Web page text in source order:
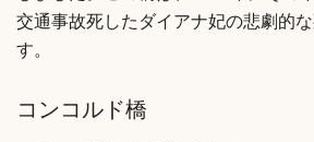
交通事故死したダイアナ妃の悲劇的
す。
コンコルド橋